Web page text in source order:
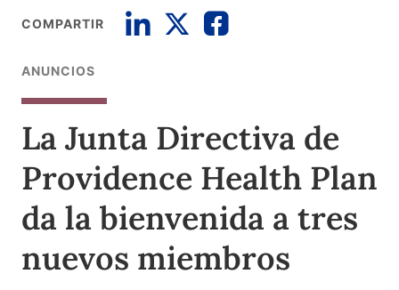
COMPARTIR
ANUNCIOS
La Junta Directiva de
Providence Health Plan
da la bienvenida a tres
nuevos miembros